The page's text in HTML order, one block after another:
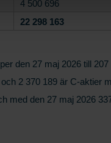
ditt samtycke.
4 500 696
22 298 163
den 27 maj 2026 till 207
2 370 189 är C-aktier
med den 27 maj 2026